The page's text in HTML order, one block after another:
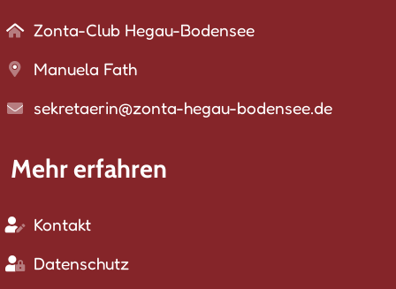
Zonta-Club Hegau-Bodensee
Manuela Fath
sekretaerin@zonta-hegau-bodensee.de
Mehr erfahren
Kontakt
Datenschutz